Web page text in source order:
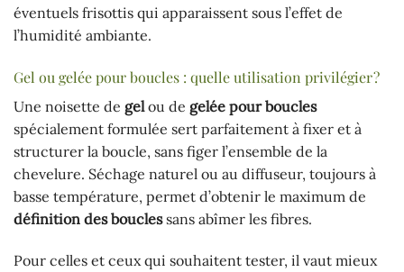
éventuels frisottis qui apparaissent sous l’effet de
l’humidité ambiante.
Gel ou gelée pour boucles : quelle utilisation privilégier ?
Une noisette de gelou de gelée pour boucles
spécialement formulée sert parfaitement à fixer et à
structurer la boucle, sans figer l’ensemble de la
chevelure. Séchage naturel ou au diffuseur, toujours à
basse température, permet d’obtenir le maximum de
définition des bouclessans abîmer les fibres.
Pour celles et ceux qui souhaitent tester, il vaut mieux